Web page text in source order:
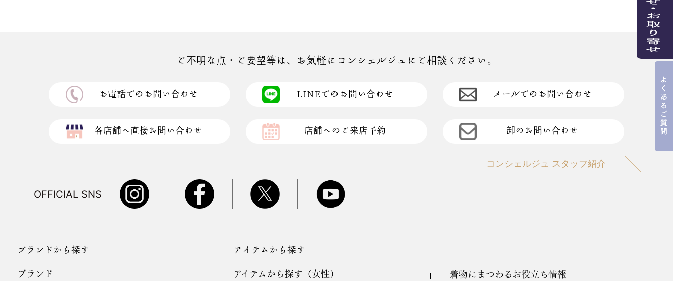
ご不明な点・ご要望等は、お気軽にコンシェルジュにご相談ください。
お電話でのお問い合わせ LINEでのお問い合わせ メールでのお問い合わせ
各店舗へ直接お問い合わせ 店舗へのご来店予約 卸のお問い合わせ
コンシェルジュ スタッフ紹介
OFFICIAL SNS
ブランドから探す
ブランド
アイテムから探す
アイテムから探す（女性） 着物にまつわるお役立ち情報